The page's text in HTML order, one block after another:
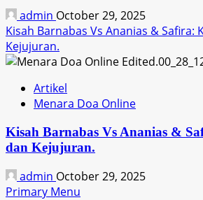
admin October 29, 2025
Kisah Barnabas Vs Ananias & Safira:
Kejujuran.
Artikel
Menara Doa Online
Kisah Barnabas Vs Ananias &
dan Kejujuran.
admin October 29, 2025
Primary Menu